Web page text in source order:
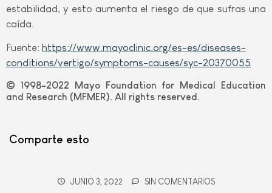
estabilidad, y esto aumenta el riesgo de que sufras una
caída.
Fuente: https://www.mayoclinic.org/es-es/diseases-
conditions/vertigo/symptoms-causes/syc-20370055
© 1998-2022 Mayo Foundation for Medical Education
and Research (MFMER). All rights reserved.
Comparte esto
JUNIO 3, 2022 SIN COMENTARIOS